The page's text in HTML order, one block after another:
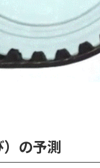
の予測